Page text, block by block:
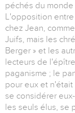
péchés du
L'opposition
chez Jean,
Juifs, mais les
Berger » et les
lecteurs de
paganisme ; le
pour eux et
se considérer
les seuls élus, se